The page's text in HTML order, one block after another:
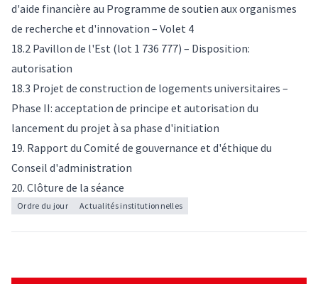
d'aide financière au Programme de soutien aux organismes
de recherche et d'innovation – Volet 4
18.2 Pavillon de l'Est (lot 1 736 777) – Disposition:
autorisation
18.3 Projet de construction de logements universitaires –
Phase II: acceptation de principe et autorisation du
lancement du projet à sa phase d'initiation
19. Rapport du Comité de gouvernance et d'éthique du
Conseil d'administration
20. Clôture de la séance
Ordre du jour Actualités institutionnelles